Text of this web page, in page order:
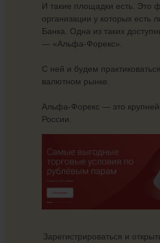
И такие площадки есть. Это
организации у которых есть
Банка. Одна из таких
— «Альфа-Форекс».
С ней и будем
валютном рынке.
Альфа-Форекс — это
России.
Зарегистрироваться и